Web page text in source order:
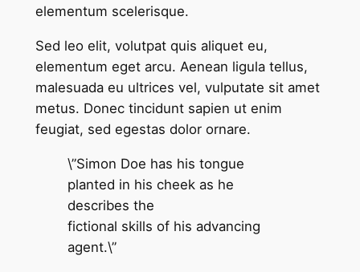
elementum scelerisque.
Sed leo elit, volutpat quis aliquet eu,
elementum eget arcu. Aenean ligula tellus,
malesuada eu ultrices vel, vulputate sit amet
metus. Donec tincidunt sapien ut enim
feugiat, sed egestas dolor ornare.
\”Simon Doe has his tongue
planted in his cheek as he
describes the
fictional skills of his advancing
agent.\”